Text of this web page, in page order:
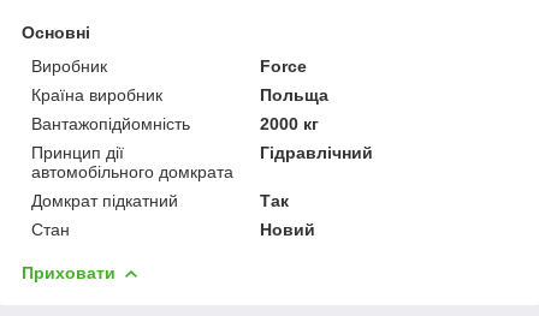
Основні
Виробник
Force
Країна виробник
Польща
Вантажопідйомність
2000 кг
Принцип дії
автомобільного домкрата
Гідравлічний
Домкрат підкатний
Так
Стан
Новий
Приховати